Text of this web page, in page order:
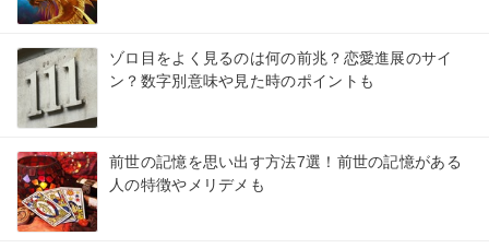
ゾロ目をよく見るのは何の前兆？恋愛進展のサイ
ン？数字別意味や見た時のポイントも
前世の記憶を思い出す方法7選！前世の記憶がある
人の特徴やメリデメも